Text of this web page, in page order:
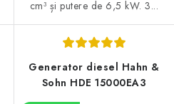
cm³ și putere de 6,5 kW. 3...
Generator diesel Hahn &
Sohn HDE 15000EA3